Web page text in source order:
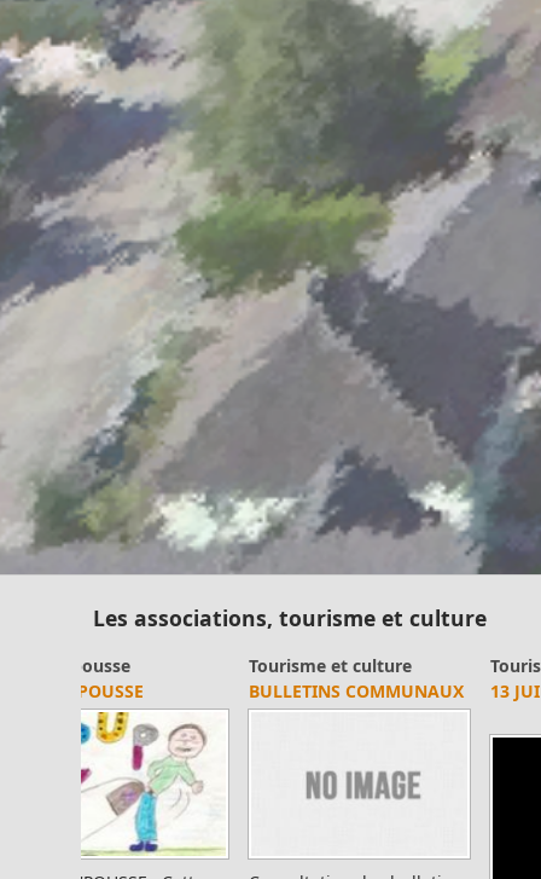
Il est mis à jour tous les vendredis.
Le sitehttps://monenfant.fr/
de la CAF présente les
disponibilités des assistants maternels.
- - - - - - - - - - - - - - - - - -
Permanence mairie
Le secrétariat est fermé le samedi matin.
Une permanence est assurée par le maire, sur rendez-
vous.
Les associations, tourisme et culture
Tourisme et culture
13 JUILLET
Association des amis du
musée du pétrole
PROGRAMME MUSÉE DU